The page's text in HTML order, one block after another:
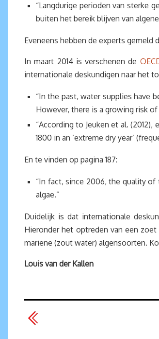
“Langdurige perioden van sterke
buiten het bereik blijven van
Eveneens hebben de experts
In maart 2014 is verschenen de
internationale deskundigen naar het
“In the past, water supplies have
However, there is a growing risk
“According to Jeuken et al.
1800 in an ‘extreme dry year’
En te vinden op pagina 187:
“In fact, since 2006, the quality
algae.”
Duidelijk is dat internationale
Hieronder het optreden van een
mariene (zout water) algensoorten.
Louis van der Kallen